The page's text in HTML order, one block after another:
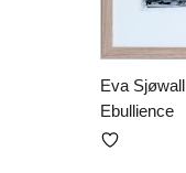
Eva Sjøwall
Ebullience